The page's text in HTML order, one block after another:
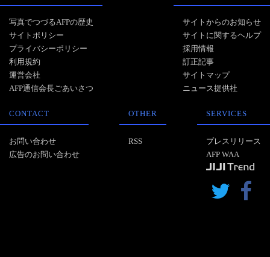
写真でつづるAFPの歴史
サイトポリシー
プライバシーポリシー
利用規約
運営会社
AFP通信会長ごあいさつ
サイトからのお知らせ
サイトに関するヘルプ
採用情報
訂正記事
サイトマップ
ニュース提供社
CONTACT
お問い合わせ
広告のお問い合わせ
OTHER
RSS
SERVICES
プレスリリース
AFP WAA